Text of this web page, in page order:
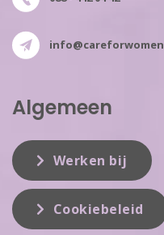
Algemeen
Werken bij
Cookiebeleid